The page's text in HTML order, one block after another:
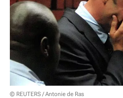
© REUTERS / Antonie de Ras